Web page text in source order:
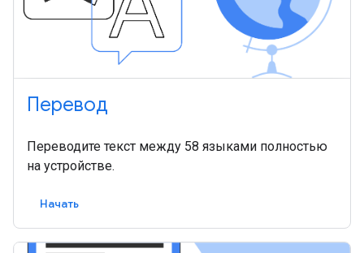
Перевод
Переводите текст между 58 языками полностью
на устройстве.
Начать